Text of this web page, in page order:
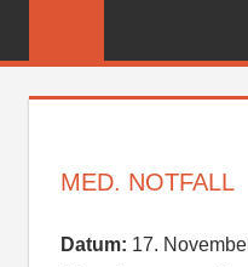
MED. NOTFALL
Datum: 17.